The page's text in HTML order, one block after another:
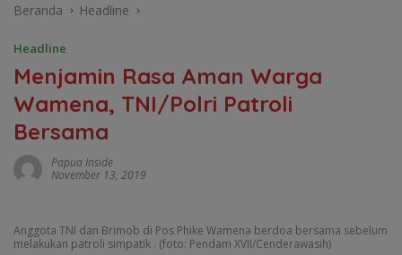
Beranda Headline
Headline
Menjamin Rasa Aman Warga
Wamena, TNI/Polri Patroli
Bersama
Papua Inside
November 13, 2019
Anggota TNI dan Brimob di Pos Phike Wamena berdoa bersama sebelum
melakukan patroli simpatik . (foto: Pendam XVII/Cenderawasih)